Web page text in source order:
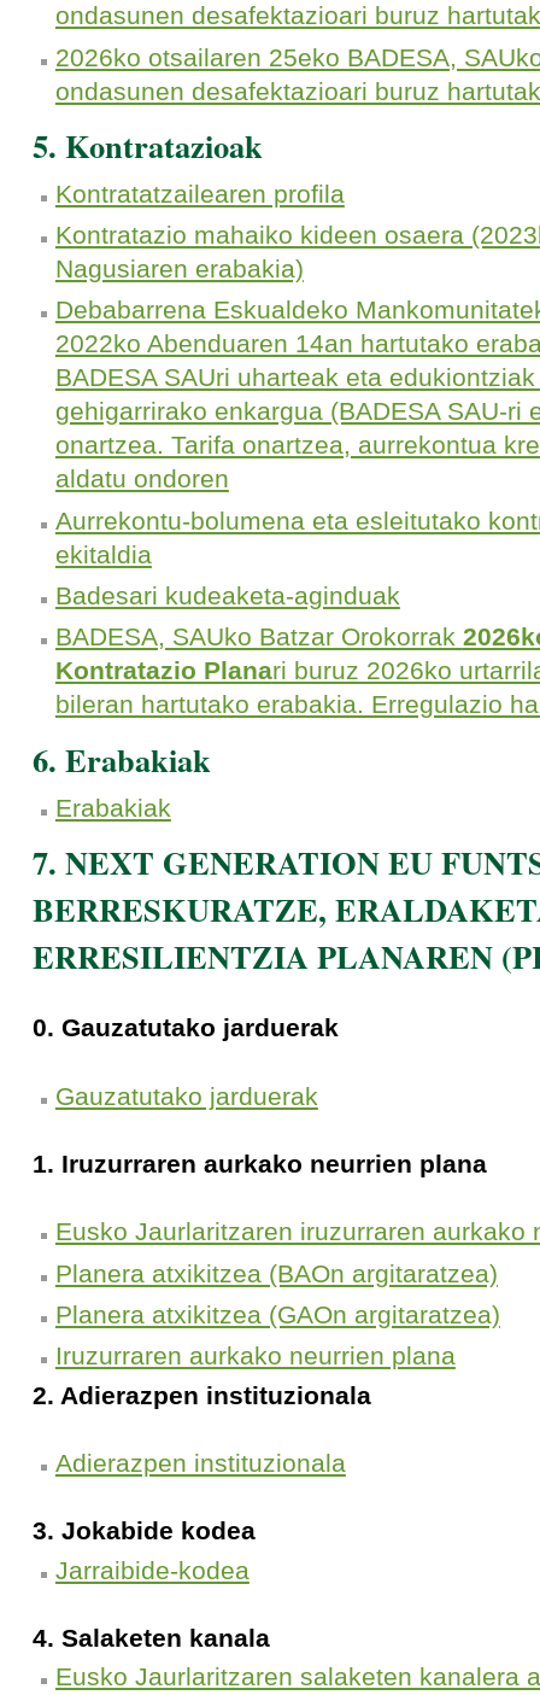
ondasunen desafektazioari buruz
2026ko otsailaren 25eko BADESA,
ondasunen desafektazioari buruz
5. Kontratazioak
Kontratatzailearen profila
Kontratazio mahaiko kideen osaera
Nagusiaren erabakia)
Debabarrena Eskualdeko
2022ko Abenduaren 14an hartutako
BADESA SAUri uharteak eta
gehigarrirako enkargua (BADESA SAU-ri
onartzea. Tarifa onartzea, aurrekontua
aldatu ondoren
Aurrekontu-bolumena eta esleitutako
ekitaldia
Badesari kudeaketa-aginduak
BADESA, SAUko Batzar Orokorrak
Kontratazio Planari buruz 2026ko
bileran hartutako erabakia. Erregulazio
6. Erabakiak
Erabakiak
7. NEXT GENERATION EU
BERRESKURATZE,
ERRESILIENTZIA PLANAREN
0. Gauzatutako jarduerak
Gauzatutako jarduerak
1. Iruzurraren aurkako neurrien plana
Eusko Jaurlaritzaren iruzurraren aurkako
Planera atxikitzea (BAOn argitaratzea)
Planera atxikitzea (GAOn argitaratzea)
Iruzurraren aurkako neurrien plana
2. Adierazpen instituzionala
Adierazpen instituzionala
3. Jokabide kodea
Jarraibide-kodea
4. Salaketen kanala
Eusko Jaurlaritzaren salaketen kanalera